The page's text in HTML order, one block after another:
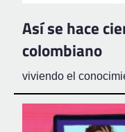
Así se hace
colombiano
viviendo el